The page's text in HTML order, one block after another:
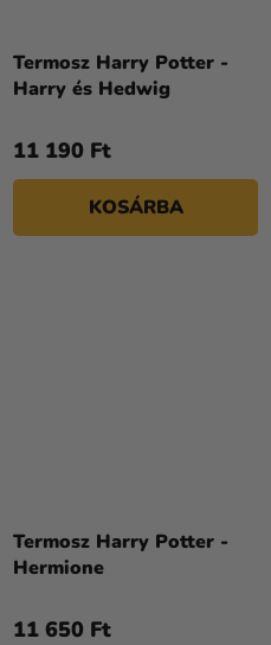
Termosz Harry Potter -
Harry és Hedwig
11 190 Ft
KOSÁRBA
Termosz Harry Potter -
Hermione
11 650 Ft